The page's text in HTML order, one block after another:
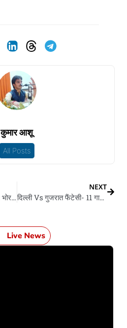
कुमार आशू
All Posts
MORNING UPDATES: भोर के 10 गो बड़ खबर
NEXT
दिल्ली Vs गुजरात फैंटेसी- 11 गाइड: हार्दिक के कप्तान अउर पंत के उप-कप्तान बनाके हो सकत बाने मालामाल
Live News